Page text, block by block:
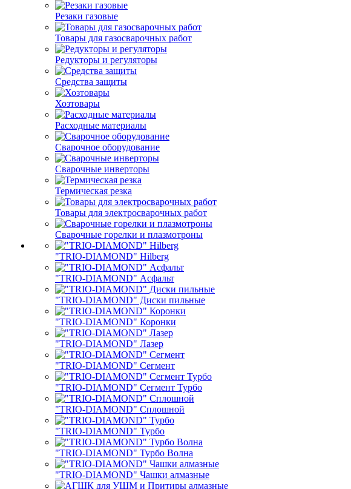
Резаки газовые
Товары для газосварочных работ
Редукторы и регуляторы
Средства защиты
Хозтовары
Расходные материалы
Сварочное оборудование
Сварочные инверторы
Термическая резка
Товары для электросварочных работ
Сварочные горелки и плазмотроны
"TRIO-DIAMOND" Hilberg
"TRIO-DIAMOND" Асфальт
"TRIO-DIAMOND" Диски пильные
"TRIO-DIAMOND" Коронки
"TRIO-DIAMOND" Лазер
"TRIO-DIAMOND" Сегмент
"TRIO-DIAMOND" Сегмент Турбо
"TRIO-DIAMOND" Сплошной
"TRIO-DIAMOND" Турбо
"TRIO-DIAMOND" Турбо Волна
"TRIO-DIAMOND" Чашки алмазные